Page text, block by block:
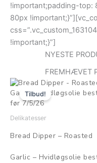
!important;padding-top:
80px
!important;}”]
NYESTE
FREMHÆVET
Tilbud!
Delikatesser
Bread Dipper – Roasted
Garlic – Hvidløgsolie
Den
oprindelige
pris
var:
90,00 kr..
Den
aktuelle